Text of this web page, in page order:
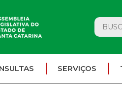
SERVIÇOS